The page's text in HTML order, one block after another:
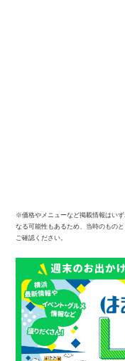
※価格やメニューなど掲載情報はい
なる可能性もあるため、当時のもの
ご確認ください。